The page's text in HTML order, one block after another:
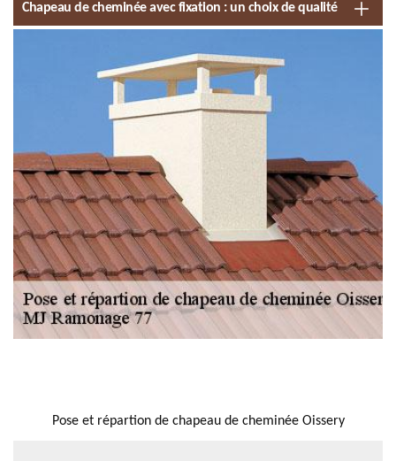
Chapeau de cheminée avec fixation : un choix de qualité
Pose et répartion de chapeau de cheminée Oissery